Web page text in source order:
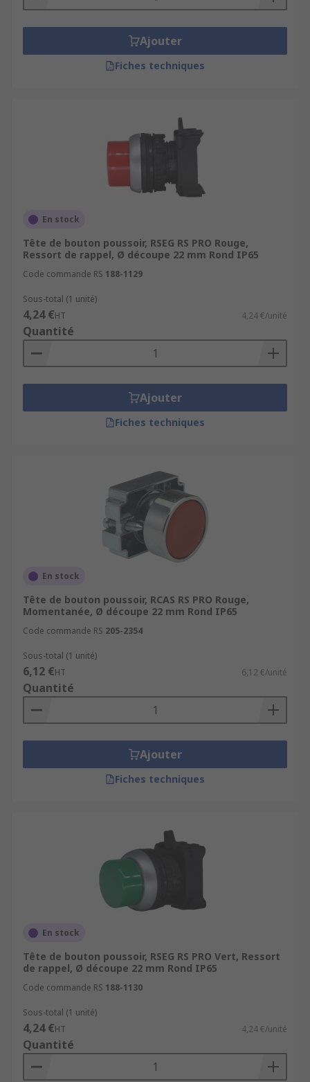
Ajouter
Fiches techniques
En stock
Tête de bouton poussoir, RSEG RS PRO Rouge,
Ressort de rappel, Ø découpe 22 mm Rond IP65
Code commande RS 188-1129
Sous-total (1 unité)
4,24 €HT 4,24 €/unité
Quantité
Ajouter
Fiches techniques
En stock
Tête de bouton poussoir, RCAS RS PRO Rouge,
Momentanée, Ø découpe 22 mm Rond IP65
Code commande RS 205-2354
Sous-total (1 unité)
6,12 €HT 6,12 €/unité
Quantité
Ajouter
Fiches techniques
En stock
Tête de bouton poussoir, RSEG RS PRO Vert, Ressort
de rappel, Ø découpe 22 mm Rond IP65
Code commande RS 188-1130
Sous-total (1 unité)
4,24 €HT 4,24 €/unité
Quantité